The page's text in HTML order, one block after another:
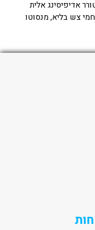
אדיפיסינג אלית
צש בליא, מנסוטו